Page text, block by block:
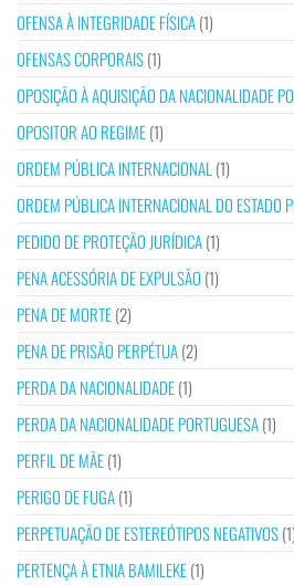
OFENSA À INTEGRIDADE FÍSICA(1)
OFENSAS CORPORAIS(1)
OPOSIÇÃO À AQUISIÇÃO DA NACIONALIDADE
OPOSITOR AO REGIME(1)
ORDEM PÚBLICA INTERNACIONAL (1)
ORDEM PÚBLICA INTERNACIONAL DO ESTADO
PEDIDO DE PROTEÇÃO JURÍDICA(1)
PENA ACESSÓRIA DE EXPULSÃO (1)
PENA DE MORTE(2)
PENA DE PRISÃO PERPÉTUA(2)
PERDA DA NACIONALIDADE(1)
PERDA DA NACIONALIDADE PORTUGUESA(1)
PERFIL DE MÃE(1)
PERIGO DE FUGA(1)
PERPETUAÇÃO DE ESTEREÓTIPOS NEGATIVOS(1)
PERTENÇA À ETNIA BAMILEKE(1)